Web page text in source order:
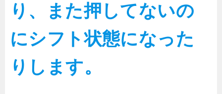
り、また押してないの
にシフト状態になった
りします。